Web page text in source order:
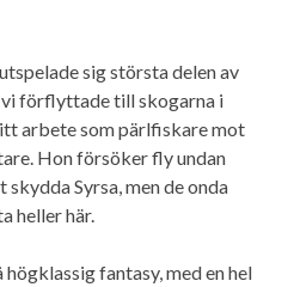
sig största delen av
förflyttade till skogarna i
arbete som pärlfiskare mot
Hon försöker fly undan
Syrsa, men de onda
heller här.
fantasy, med en hel